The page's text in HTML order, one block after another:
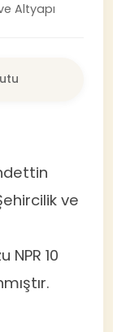
Altyapı
ve
10